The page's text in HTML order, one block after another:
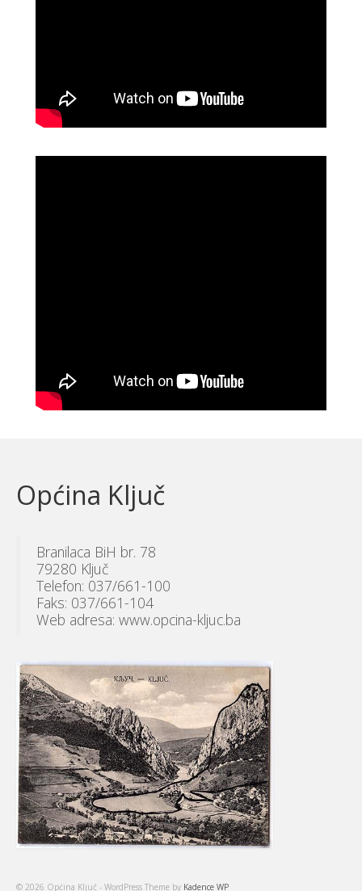
Općina Ključ
Branilaca BiH br. 78
79280 Ključ
Telefon: 037/661-100
Faks: 037/661-104
Web adresa: www.opcina-kljuc.ba
© 2026 Općina Ključ - WordPress Theme by Kadence WP